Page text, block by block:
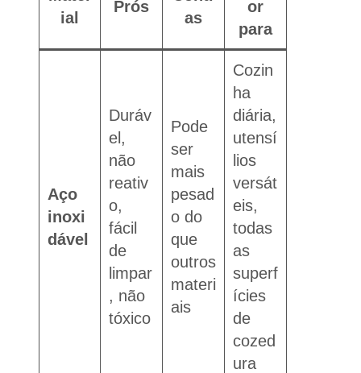
ial
Prós
as
or
para
Aço
inoxi
dável
Duráv
el,
não
reativ
o,
fácil
de
limpar
, não
tóxico
Pode
ser
mais
pesad
o do
que
outros
materi
ais
Cozin
ha
diária,
utensí
lios
versát
eis,
todas
as
superf
ícies
de
cozed
ura